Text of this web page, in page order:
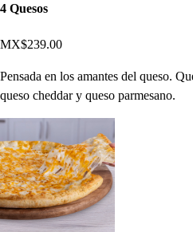
4 Quesos
MX$239.00
Pensada en los amantes del queso.
queso cheddar y queso parmesano.